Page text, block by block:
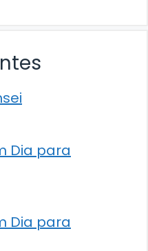
Dia para
Dia para